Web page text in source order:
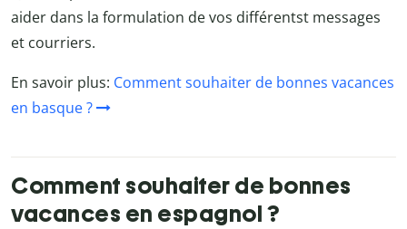
aider dans la formulation de vos différentst messages
et courriers.
En savoir plus: Comment souhaiter de bonnes vacances
en basque ?
Comment souhaiter de bonnes
vacances en espagnol ?